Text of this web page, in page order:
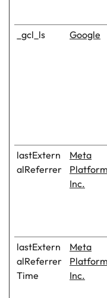
_gcl_ls Google
lastExtern
alReferrer
Meta
Inc.
lastExtern
alReferrer
Time
Meta
Inc.